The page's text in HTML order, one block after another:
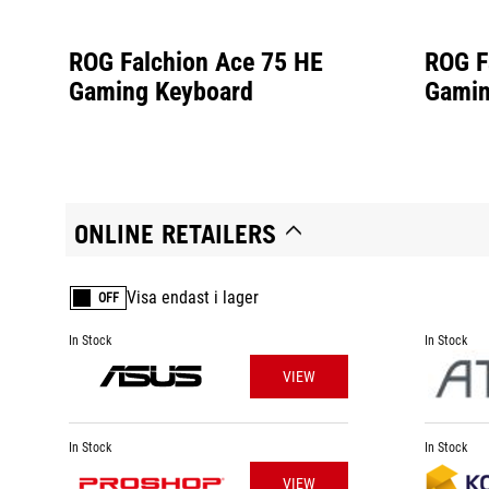
ROG Falchion Ace 75 HE
Gaming Keyboard
ROG
ONLINE RETAILERS
OFF Visa endast i lager
In Stock
VIEW
In Stock
VIEW
In Stock
In Stock